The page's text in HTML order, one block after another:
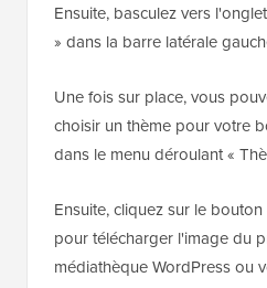
Ensuite, basculez vers
» dans la barre latérale
Une fois sur place, vous
choisir un thème pour votre
dans le menu déroulant «
Ensuite, cliquez sur le
pour télécharger l'image du
médiathèque WordPress ou